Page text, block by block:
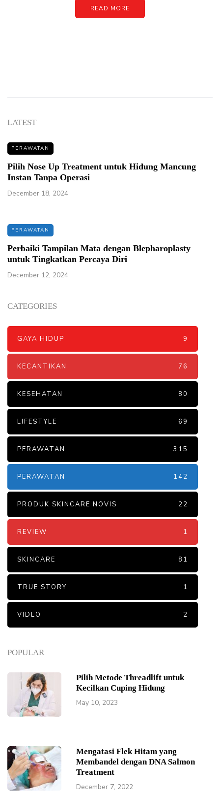
READ MORE
POPULAR
Pilih Metode Threadlift untuk
Kecilkan Cuping Hidung
May 10, 2023
Mengatasi Flek Hitam yang
Membandel dengan DNA Salmon
Treatment
December 7, 2022
LATEST
PERAWATAN
Pilih Nose Up Treatment untuk Hidung Mancung
Instan Tanpa Operasi
December 18, 2024
PERAWATAN
Perbaiki Tampilan Mata dengan Blepharoplasty
untuk Tingkatkan Percaya Diri
December 12, 2024
CATEGORIES
GAYA HIDUP 9
KECANTIKAN 76
KESEHATAN 80
LIFESTYLE 69
PERAWATAN 315
PERAWATAN 142
PRODUK SKINCARE NOVIS 22
REVIEW 1
SKINCARE 81
TRUE STORY 1
VIDEO 2